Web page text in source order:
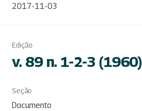
2017-11-03
Edição
v. 89 n. 1-2-3 (1960)
Seção
Documento